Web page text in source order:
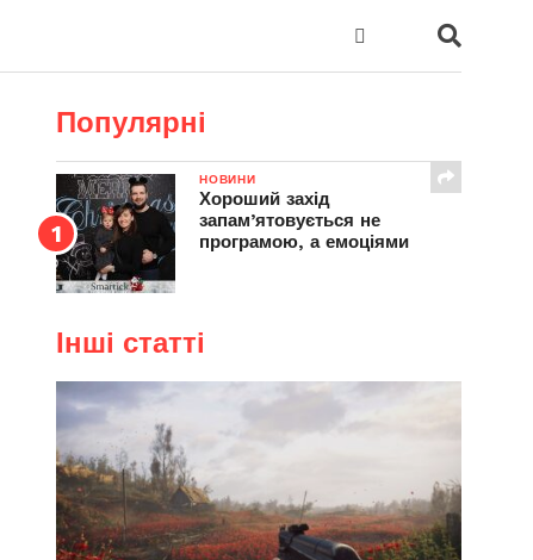
Популярні
НОВИНИ
Хороший захід
запам’ятовується не
програмою, а емоціями
Інші статті